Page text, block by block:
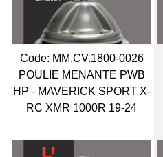
Code: MM.CV.1800-0026
POULIE MENANTE PWB
HP - MAVERICK SPORT X-
RC XMR 1000R 19-24